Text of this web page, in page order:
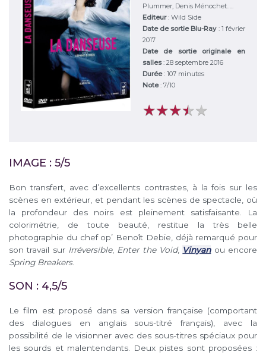
Plummer, Denis Ménochet…..
Editeur: Wild Side
Date de sortie Blu-Ray : 1 février
2017
Date de sortie originale en
salles: 28 septembre 2016
Durée: 107 minutes
Note: 7/10
★★★★★
★★★★★
IMAGE : 5/5
Bon transfert, avec d’excellents contrastes, à la fois sur les
scènes en extérieur, et pendant les scènes de spectacle, où
la profondeur des noirs est pleinement satisfaisante. La
colorimétrie, de toute beauté, restitue la très belle
photographie du chef op’ Benoît Debie, déjà remarqué pour
son travail sur Irréversible, Enter the Void, Vinyanou encore
Spring Breakers.
SON : 4,5/5
Le film est proposé dans sa version française (comportant
des dialogues en anglais sous-titré français), avec la
possibilité de le visionner avec des sous-titres spéciaux pour
les sourds et malentendants. Deux pistes sont proposées :